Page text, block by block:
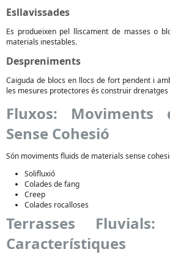
Esllavissades
Es produeixen pel lliscament de masses o
materials inestables.
Despreniments
Caiguda de blocs en llocs de fort pendent i
les mesures protectores és construir
Fluxos: Moviments
Sense Cohesió
Són moviments fluids de materials sense
Solifluxió
Colades de fang
Creep
Colades rocalloses
Terrasses
Característiques